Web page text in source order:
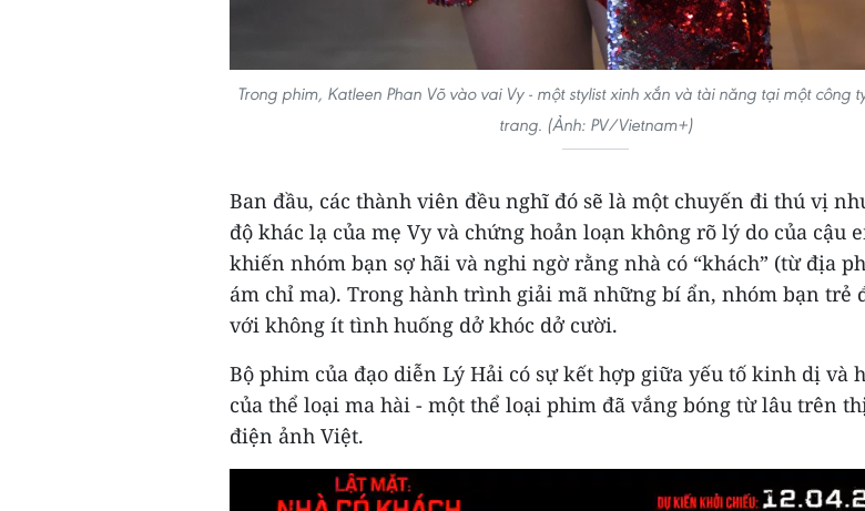
Trong phim, Katleen Phan Võ vào vai Vy - một stylist xinh xắn và tài năng tại một công
trang. (Ảnh: PV/Vietnam+)
Ban đầu, các thành viên đều nghĩ đó sẽ là một chuyến đi thú vị
độ khác lạ của mẹ Vy và chứng hoản loạn không rõ lý do của cậu
khiến nhóm bạn sợ hãi và nghi ngờ rằng nhà có “khách” (từ địa
ám chỉ ma). Trong hành trình giải mã những bí ẩn, nhóm bạn trẻ
với không ít tình huống dở khóc dở cười.
Bộ phim của đạo diễn Lý Hải có sự kết hợp giữa yếu tố kinh dị và
của thể loại ma hài - một thể loại phim đã vắng bóng từ lâu trên
điện ảnh Việt.